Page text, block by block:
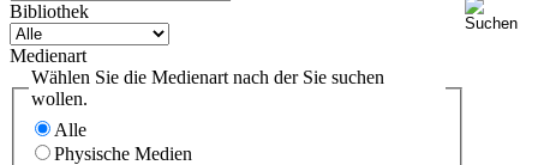
Bibliothek
Medienart
Wählen Sie die Medienart nach der Sie suchen
wollen.
Alle
Physische Medien